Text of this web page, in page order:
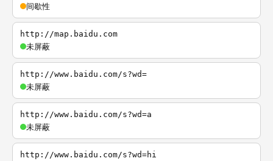
间歇性
http://map.baidu.com
未屏蔽
http://www.baidu.com/s?wd=
未屏蔽
http://www.baidu.com/s?wd=a
未屏蔽
http://www.baidu.com/s?wd=hi